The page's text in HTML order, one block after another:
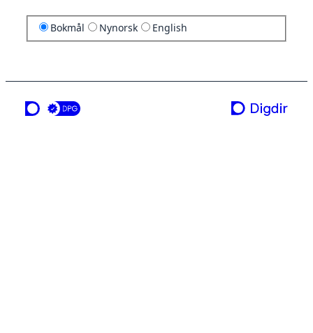
Bokmål Nynorsk English